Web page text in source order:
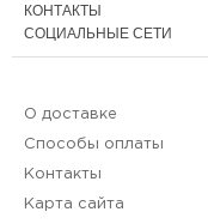
КОНТАКТЫ
СОЦИАЛЬНЫЕ СЕТИ
О доставке
Способы оплаты
Контакты
Карта сайта